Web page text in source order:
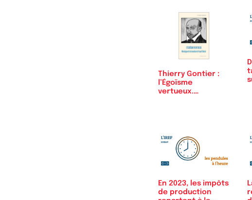
Thierry Gontier :
l’Égoïsme
vertueux.
En 2023, les impôts
de production